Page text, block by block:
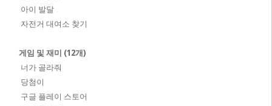
아이 발달
자전거 대여소 찾기
게임 및 재미 (12개)
너가 골라줘
당첨이
구글 플레이 스토어